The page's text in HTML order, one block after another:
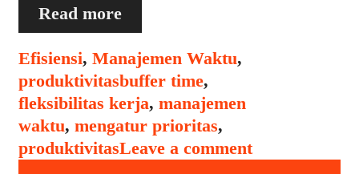
Read moreBagaimana
Mengatur
Waktu
untuk
Aktivitas
yang
Tidak
Categories
Efisiensi, Manajemen Waktu,
produktivitasTags
buffer time,
fleksibilitas kerja, manajemen
waktu, mengatur prioritas,
produktivitasLeave a comment